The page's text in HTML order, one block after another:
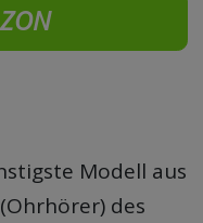
Modell aus
des